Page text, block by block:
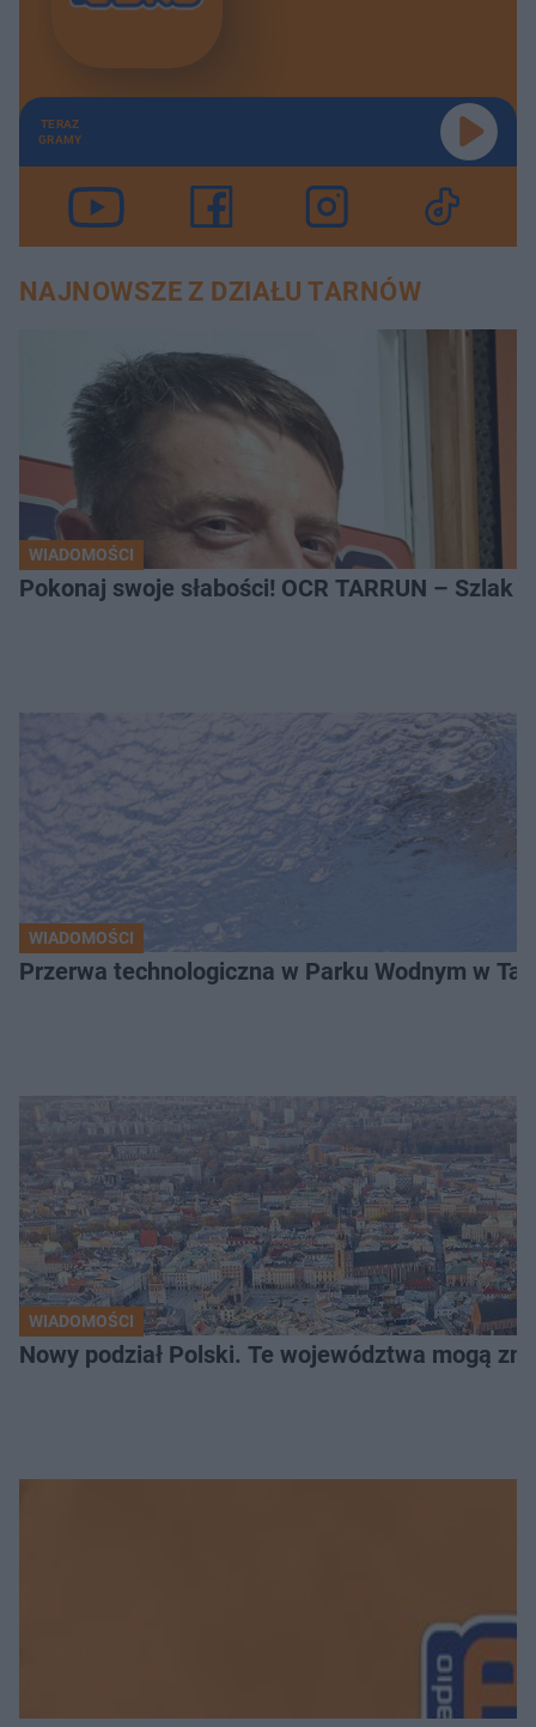
TERAZ
GRAMY
NAJNOWSZE Z DZIAŁU TARNÓW
WIADOMOŚCI
Pokonaj swoje słabości! OCR TARRUN – Szlak
WIADOMOŚCI
Przerwa technologiczna w Parku Wodnym w
WIADOMOŚCI
Nowy podział Polski. Te województwa mogą